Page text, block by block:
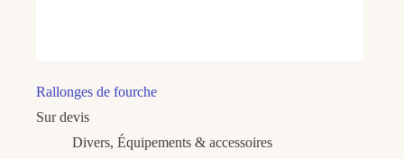
Rallonges de fourche
Sur devis
Divers, Équipements & accessoires